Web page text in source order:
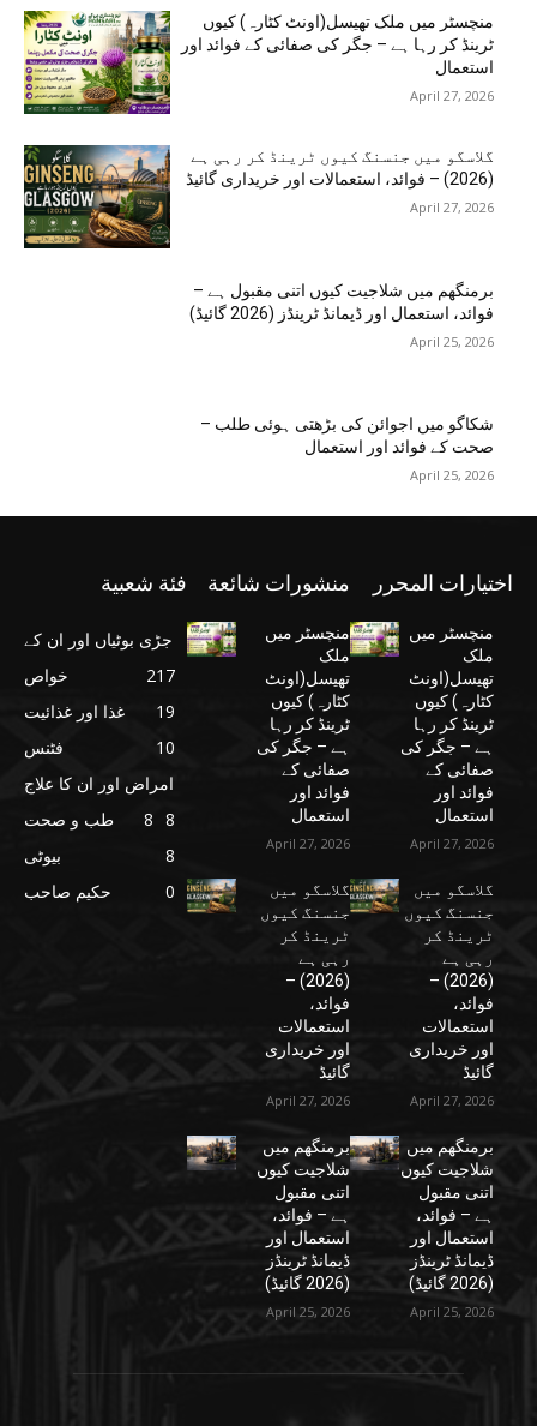
منچسٹر میں ملک تھیسل(اونٹ کٹارہ) کیوں
ٹرینڈ کر رہا ہے – جگر کی صفائی کے فوائد اور
استعمال
April 27, 2026
گلاسگو میں جنسنگ کیوں ٹرینڈ کر رہی ہے
(2026) – فوائد، استعمالات اور خریداری گائیڈ
April 27, 2026
برمنگھم میں شلاجیت کیوں اتنی مقبول ہے –
فوائد، استعمال اور ڈیمانڈ ٹرینڈز (2026 گائیڈ)
April 25, 2026
شکاگو میں اجوائن کی بڑھتی ہوئی طلب –
صحت کے فوائد اور استعمال
April 25, 2026
اختيارات المحرر
منچسٹر میں
ملک
تھیسل(اونٹ
کٹارہ) کیوں
ٹرینڈ کر رہا
ہے – جگر کی
صفائی کے
فوائد اور
استعمال
April 27, 2026
گلاسگو میں
جنسنگ کیوں
ٹرینڈ کر
رہی ہے
(2026) –
فوائد،
استعمالات
اور خریداری
گائیڈ
April 27, 2026
برمنگھم میں
شلاجیت کیوں
اتنی مقبول
ہے – فوائد،
استعمال اور
ڈیمانڈ ٹرینڈز
(2026 گائیڈ)
April 25, 2026
منشورات شائعة
منچسٹر میں
ملک
تھیسل(اونٹ
کٹارہ) کیوں
ٹرینڈ کر رہا
ہے – جگر کی
صفائی کے
فوائد اور
استعمال
April 27, 2026
گلاسگو میں
جنسنگ کیوں
ٹرینڈ کر
رہی ہے
(2026) –
فوائد،
استعمالات
اور خریداری
گائیڈ
April 27, 2026
برمنگھم میں
شلاجیت کیوں
اتنی مقبول
ہے – فوائد،
استعمال اور
ڈیمانڈ ٹرینڈز
(2026 گائیڈ)
April 25, 2026
فئة شعبية
جڑی بوٹیاں اور ان کے
خواص
217
غذا اور غذائیت
19
فٹنس
10
امراض اور ان کا علاج
8
طب و صحت
8
بیوٹی
8
حکیم صاحب
0